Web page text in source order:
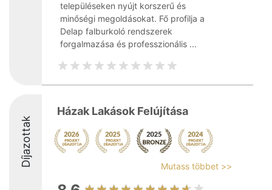
településeken nyújt korszerű és
minőségi megoldásokat. Fő profilja a
Delap falburkoló rendszerek
forgalmazása és professzionális ...
Díjazottak
Házak Lakások Felújítása
Mutass többet >>